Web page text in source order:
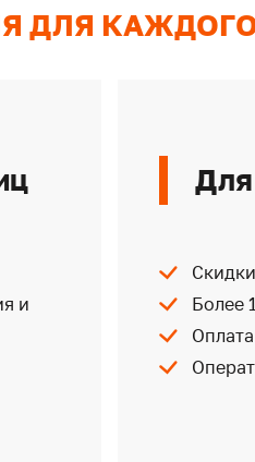
ДЛЯ
и
Более